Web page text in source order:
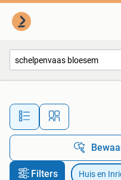
Alle
Filters Huis en